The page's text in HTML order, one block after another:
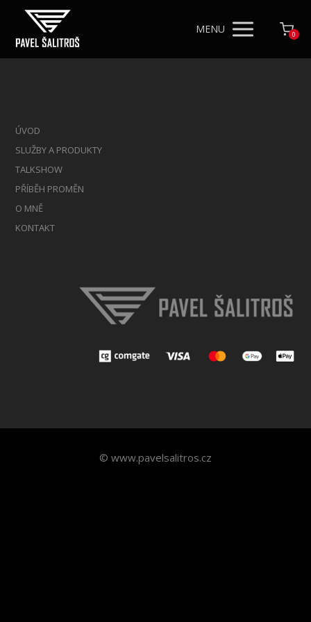
MENU 0
ÚVOD
SLUŽBY A PRODUKTY
TALKSHOW
PŘÍBĚH PROMĚN
O MNĚ
KONTAKT
© www.pavelsalitros.cz